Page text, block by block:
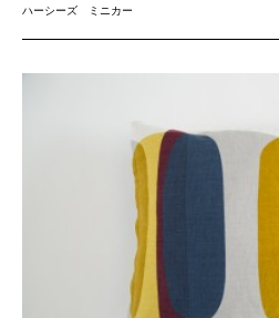
ハーシーズ ミニカー